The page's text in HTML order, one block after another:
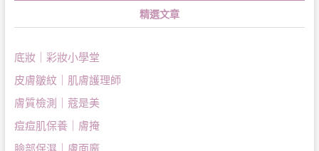
精選文章
底妝｜彩妝小學堂
皮膚皺紋｜肌膚護理師
膚質檢測｜蔻是美
痘痘肌保養｜膚掩
臉部保濕｜膚面魔